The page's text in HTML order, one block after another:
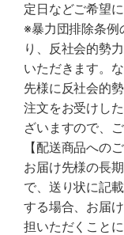
定日などご希望
※暴力団排除条例
り、反社会的勢
いただきます。
先様に反社会的
注文をお受けし
ざいますので、
【配送商品への
お届け先様の長
で、送り状に記
する場合、お届
担いただくこと